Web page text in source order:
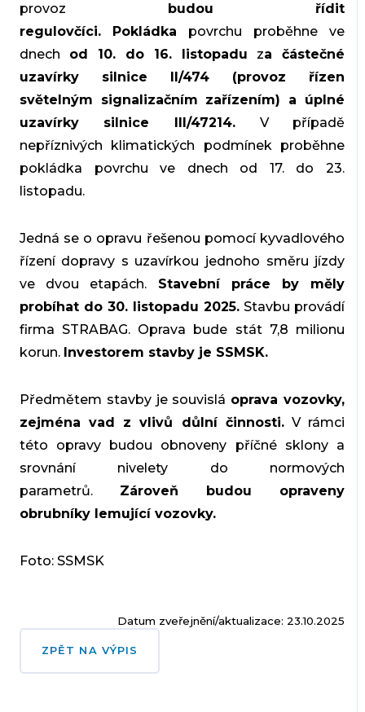
provoz
budou řídit
regulovčíci.
Pokládka povrchu proběhne ve
dnech od 10. do 16. listopadu za částečné
uzavírky silnice II/474 (provoz řízen
světelným signalizačním zařízením) a úplné
uzavírky silnice III/47214. V případě
nepříznivých klimatických podmínek proběhne
pokládka povrchu ve dnech od 17. do 23.
listopadu.
Jedná se o opravu řešenou pomocí kyvadlového
řízení dopravy s uzavírkou jednoho směru jízdy
ve dvou etapách. Stavební práce by měly
probíhat do 30. listopadu 2025. Stavbu provádí
firma STRABAG. Oprava bude stát 7,8 milionu
korun. Investorem stavby je SSMSK.
Předmětem stavby je souvislá oprava vozovky,
zejména vad z vlivů důlní činnosti.V rámci
této opravy budou obnoveny příčné sklony a
srovnání nivelety do normových
parametrů. Zároveň budou opraveny
obrubníky lemující vozovky.
Foto: SSMSK
Datum zveřejnění/aktualizace: 23.10.2025
ZPĚT NA VÝPIS